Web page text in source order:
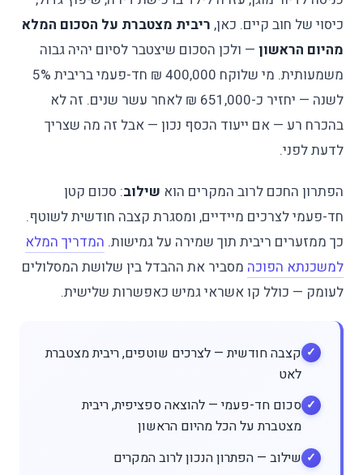
כיסוי של חוב קיים. כאן, ריבית מצטברת על הסכום המלא
מהיום הראשון — ולכן הסכום שיצטבר לסיום יהיה גבוה
משמעותית. מי שלוקח 400,000 ₪ חד-פעמי בריבית 5%
לשנה — יחזיר כ-651,000 ₪ לאחר עשר שנים. זה לא
בהכרח רע — אם ייעוד הכסף נכון — אבל זה מה שצריך
לדעת לפני.
הפתרון החכם לרוב המקרים הוא שילוב: סכום קטן
חד-פעמי לצרכים מיידיים, ומסגרת קצבה חודשית לשוטף.
כך ממזערים ריבית תוך שמירה על גמישות. המדריך המלא
למשכנתא הפוכה מסביר את ההבדל בין שלושת המסלולים
לעומק — כולל קו אשראי גמיש כאפשרות שלישית.
קצבה חודשית — לצרכים שוטפים, ריבית מצטברת
לאט
סכום חד-פעמי — להוצאה ספציפית, ריבית
מצטברת על הכל מהיום הראשון
שילוב — הפתרון הנכון לרוב המקרים